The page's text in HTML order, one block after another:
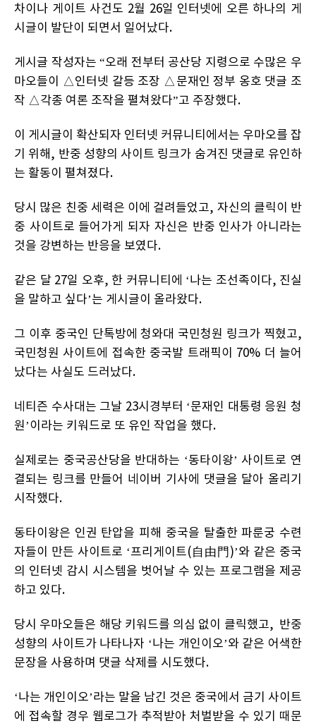
차이나 게이트 사건도 2월 26일 인터넷에 오른 하나의 게
시글이 발단이 되면서 일어났다.
게시글 작성자는 “오래 전부터 공산당 지령으로 수많은 우
마오들이 △인터넷 갈등 조장 △문재인 정부 옹호 댓글 조
작 △각종 여론 조작을 펼쳐왔다”고 주장했다.
이 게시글이 확산되자 인터넷 커뮤니티에서는 우마오를 잡
기 위해, 반중 성향의 사이트 링크가 숨겨진 댓글로 유인하
는 활동이 펼쳐졌다.
당시 많은 친중 세력은 이에 걸려들었고, 자신의 클릭이 반
중 사이트로 들어가게 되자 자신은 반중 인사가 아니라는
것을 강변하는 반응을 보였다.
같은 달 27일 오후, 한 커뮤니티에 ‘나는 조선족이다, 진실
을 말하고 싶다’는 게시글이 올라왔다.
그 이후 중국인 단톡방에 청와대 국민청원 링크가 찍혔고,
국민청원 사이트에 접속한 중국발 트래픽이 70% 더 늘어
났다는 사실도 드러났다.
네티즌 수사대는 그날 23시경부터 ‘문재인 대통령 응원 청
원’이라는 키워드로 또 유인 작업을 했다.
실제로는 중국공산당을 반대하는 ‘동타이왕’ 사이트로 연
결되는 링크를 만들어 네이버 기사에 댓글을 달아 올리기
시작했다.
동타이왕은 인권 탄압을 피해 중국을 탈출한 파룬궁 수련
자들이 만든 사이트로 ‘프리게이트(自由門)’와 같은 중국
의 인터넷 감시 시스템을 벗어날 수 있는 프로그램을 제공
하고 있다.
당시 우마오들은 해당 키워드를 의심 없이 클릭했고, 반중
성향의 사이트가 나타나자 ‘나는 개인이오’와 같은 어색한
문장을 사용하며 댓글 삭제를 시도했다.
‘나는 개인이오’라는 말을 남긴 것은 중국에서 금기 사이트
에 접속할 경우 웹로그가 추적받아 처벌받을 수 있기 때문